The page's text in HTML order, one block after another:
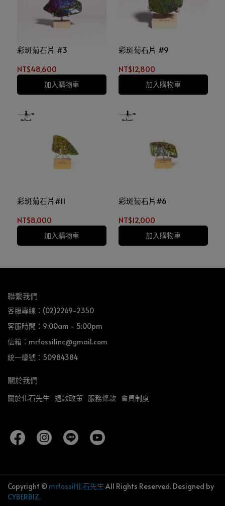
彩斑菊石片 #3
NT$48,600
加入購物車
彩斑菊石片 #9
NT$12,800
加入購物車
彩斑菊石片#11
NT$8,000
加入購物車
彩斑菊石片#6
NT$12,000
加入購物車
聯繫我們
客服專線：(02)2269-2350
客服時間：9:00am - 5:00pm
信箱：mrfossilinc@gmail.com
統一編號：50984384
關於我們
關於化石先生 退款政策 服務條款 會員制度
Copyright © mrfossil化石先生 All Rights Reserved. Designed by
CYBERBIZ.